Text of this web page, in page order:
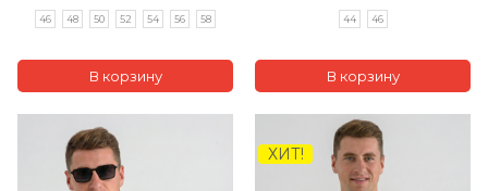
46 48 50 52 54 56 58 44 46
ХИТ!